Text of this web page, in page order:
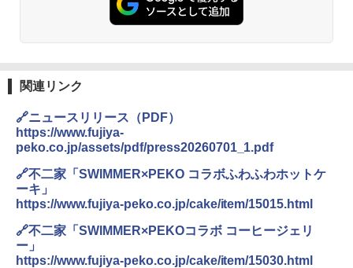
関連リンク
🔗ニュースリリース（PDF）
https://www.fujiya-
peko.co.jp/assets/pdf/press20260701_1.pdf
🔗不二家「SWIMMER×PEKO コラボふわふわホットケ
ーキ」
https://www.fujiya-peko.co.jp/cake/item/15015.html
🔗不二家「SWIMMER×PEKOコラボ コーヒージェリ
ー」
https://www.fujiya-peko.co.jp/cake/item/15030.html